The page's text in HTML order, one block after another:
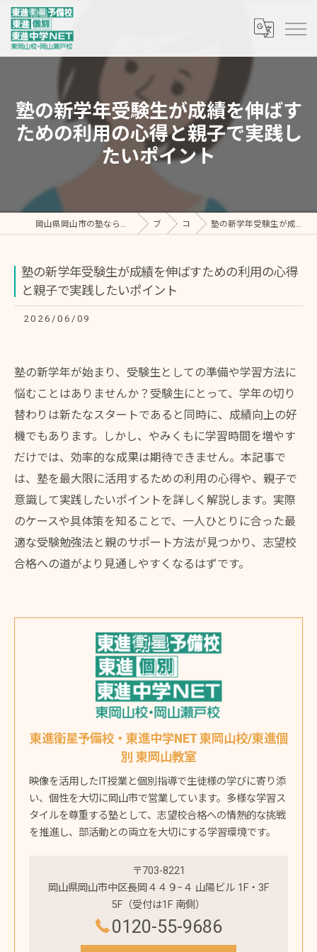
塾の新学年受験生が成績を伸ばす
ための利用の心得と親子で実践し
たいポイント
岡山県岡山市の塾なら東進個別 東岡山教室・東進中学NET/東進衛星予備校 東岡山校 ブログ コラム 塾の新学年受験生が成績を伸ばすための利用の心得と親子で実践したいポイント
塾の新学年受験生が成績を伸ばすための利用の心得
と親子で実践したいポイント
2026/06/09
塾の新学年が始まり、受験生としての準備や学習方法に
悩むことはありませんか？受験生にとって、学年の切り
替わりは新たなスタートであると同時に、成績向上の好
機でもあります。しかし、やみくもに学習時間を増やす
だけでは、効率的な成果は期待できません。本記事で
は、塾を最大限に活用するための利用の心得や、親子で
意識して実践したいポイントを詳しく解説します。実際
のケースや具体策を知ることで、一人ひとりに合った最
適な受験勉強法と親のサポート方法が見つかり、志望校
合格への道がより見通しやすくなるはずです。
東進衛星予備校・東進中学NET 東岡山校/東進個
別 東岡山教室
映像を活用したIT授業と個別指導で生徒様の学びに寄り添
い、個性を大切に岡山市で営業しています。多様な学習ス
タイルを尊重する塾として、志望校合格への情熱的な挑戦
を推進し、部活動との両立を大切にする学習環境です。
〒703-8221
岡山県岡山市中区長岡４４９−４ 山陽ビル 1F・3F
5F（受付は1F 南側）
0120-55-9686